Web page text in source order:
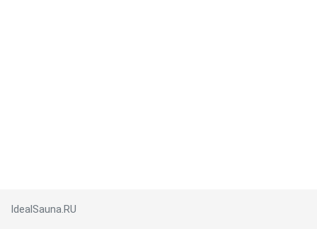
IdealSauna.RU